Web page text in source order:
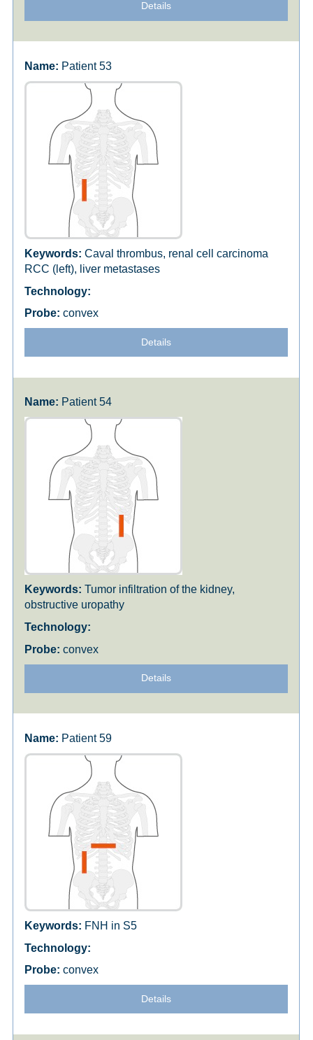
Details
Patient 53
Caval thrombus, renal cell carcinoma
RCC (left), liver metastases
convex
Details
Patient 54
Tumor infiltration of the kidney,
obstructive uropathy
convex
Details
Patient 59
FNH in S5
convex
Details